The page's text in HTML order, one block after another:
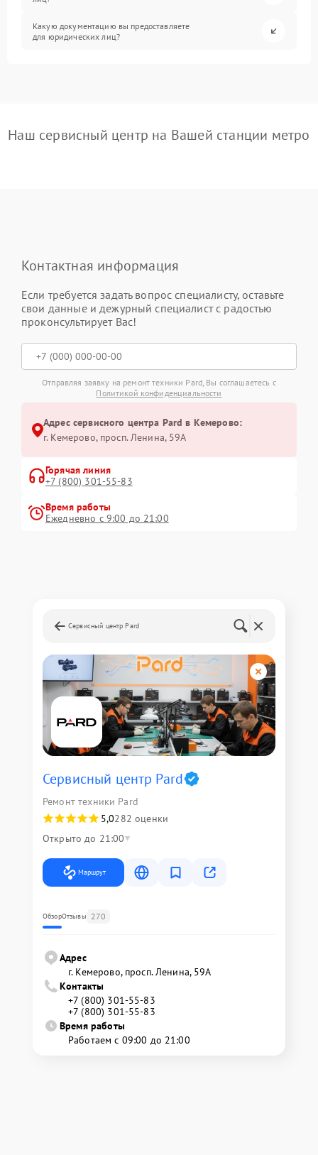
Какую документацию вы предоставляете
для юридических лиц?
Наш сервисный центр на Вашей станции метро
Контактная информация
Если требуется задать вопрос специалисту, оставьте
свои данные и дежурный специалист с радостью
проконсультирует Вас!
Отправляя заявку на ремонт техники Pard, Вы соглашаетесь с
Политикой конфиденциальности
Адрес сервисного центра Pard в Кемерово:
г. Кемерово, просп. Ленина, 59А
Горячая линия
+7 (800) 301-55-83
Время работы
Ежедневно с 9:00 до 21:00
Сервисный центр Pard
Сервисный центр Pard
Ремонт техники Pard
5,0282 оценки
Открыто до 21:00
Маршрут
ОбзорОтзывы 270
Адрес
г. Кемерово, просп. Ленина, 59А
Контакты
+7 (800) 301-55-83
+7 (800) 301-55-83
Время работы
Работаем с 09:00 до 21:00